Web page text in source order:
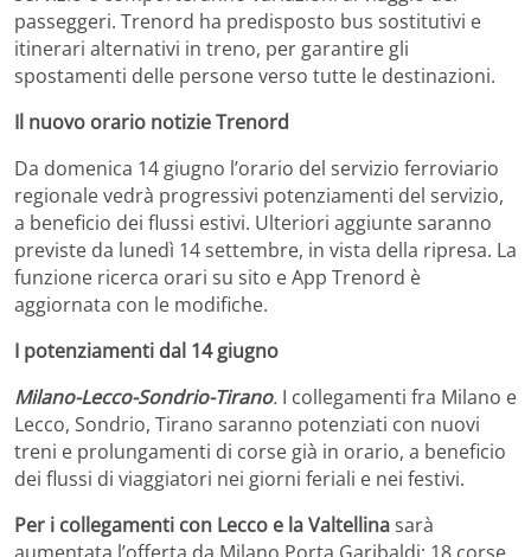
passeggeri. Trenord ha predisposto bus sostitutivi e
itinerari alternativi in treno, per garantire gli
spostamenti delle persone verso tutte le destinazioni.
Il nuovo orario notizie Trenord
Da domenica 14 giugno l’orario del servizio ferroviario
regionale vedrà progressivi potenziamenti del servizio,
a beneficio dei flussi estivi. Ulteriori aggiunte saranno
previste da lunedì 14 settembre, in vista della ripresa. La
funzione ricerca orari su sito e App Trenord è
aggiornata con le modifiche.
I potenziamenti dal 14 giugno
Milano-Lecco-Sondrio-Tirano. I collegamenti fra Milano e
Lecco, Sondrio, Tirano saranno potenziati con nuovi
treni e prolungamenti di corse già in orario, a beneficio
dei flussi di viaggiatori nei giorni feriali e nei festivi.
Per i collegamenti con Lecco e la Valtellinasarà